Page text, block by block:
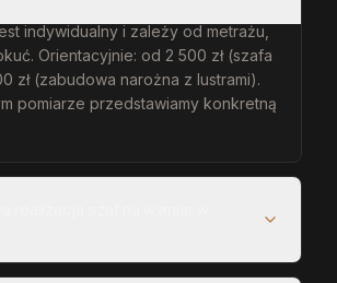
indywidualny i zależy od metrażu,
Orientacyjnie: od 2 500 zł (szafa
zł (zabudowa narożna z lustrami).
pomiarze przedstawiamy konkretną